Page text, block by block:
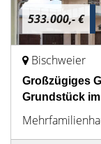
533.000,- €
Bischweier
Großzügiges
Grundstück